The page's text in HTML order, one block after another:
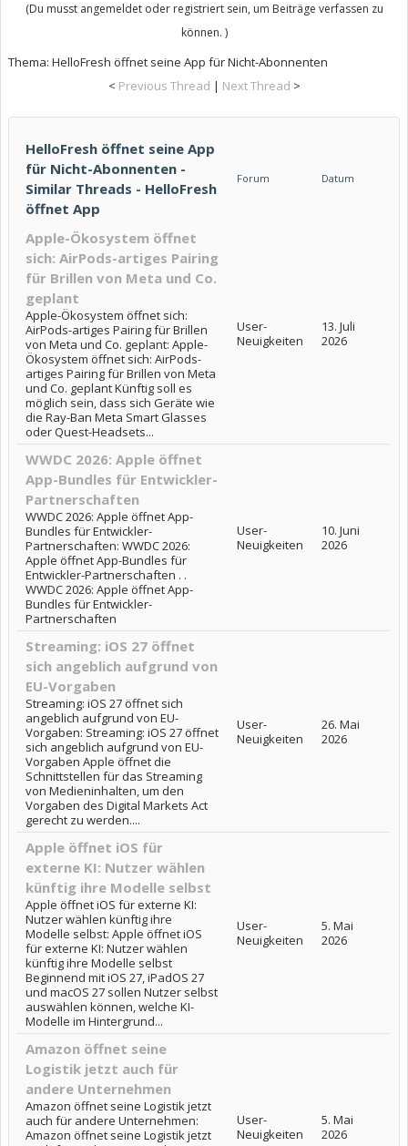
(Du musst angemeldet oder registriert sein, um Beiträge verfassen zu
können. )
Thema: HelloFresh öffnet seine App für Nicht-Abonnenten
< Previous Thread | Next Thread >
HelloFresh öffnet seine App
für Nicht-Abonnenten -
Similar Threads - HelloFresh
öffnet App
Forum Datum
Apple-Ökosystem öffnet
sich: AirPods-artiges Pairing
für Brillen von Meta und Co.
geplant
Apple-Ökosystem öffnet sich:
AirPods-artiges Pairing für Brillen
von Meta und Co. geplant: Apple-
Ökosystem öffnet sich: AirPods-
artiges Pairing für Brillen von Meta
und Co. geplant Künftig soll es
möglich sein, dass sich Geräte wie
die Ray-Ban Meta Smart Glasses
oder Quest-Headsets...
User-
Neuigkeiten
13. Juli
2026
WWDC 2026: Apple öffnet
App-Bundles für Entwickler-
Partnerschaften
WWDC 2026: Apple öffnet App-
Bundles für Entwickler-
Partnerschaften: WWDC 2026:
Apple öffnet App-Bundles für
Entwickler-Partnerschaften . .
WWDC 2026: Apple öffnet App-
Bundles für Entwickler-
Partnerschaften
User-
Neuigkeiten
10. Juni
2026
Streaming: iOS 27 öffnet
sich angeblich aufgrund von
EU-Vorgaben
Streaming: iOS 27 öffnet sich
angeblich aufgrund von EU-
Vorgaben: Streaming: iOS 27 öffnet
sich angeblich aufgrund von EU-
Vorgaben Apple öffnet die
Schnittstellen für das Streaming
von Medieninhalten, um den
Vorgaben des Digital Markets Act
gerecht zu werden....
User-
Neuigkeiten
26. Mai
2026
Apple öffnet iOS für
externe KI: Nutzer wählen
künftig ihre Modelle selbst
Apple öffnet iOS für externe KI:
Nutzer wählen künftig ihre
Modelle selbst: Apple öffnet iOS
für externe KI: Nutzer wählen
künftig ihre Modelle selbst
Beginnend mit iOS 27, iPadOS 27
und macOS 27 sollen Nutzer selbst
auswählen können, welche KI-
Modelle im Hintergrund...
User-
Neuigkeiten
5. Mai
2026
Amazon öffnet seine
Logistik jetzt auch für
andere Unternehmen
Amazon öffnet seine Logistik jetzt
auch für andere Unternehmen:
Amazon öffnet seine Logistik jetzt
User-
Neuigkeiten
5. Mai
2026